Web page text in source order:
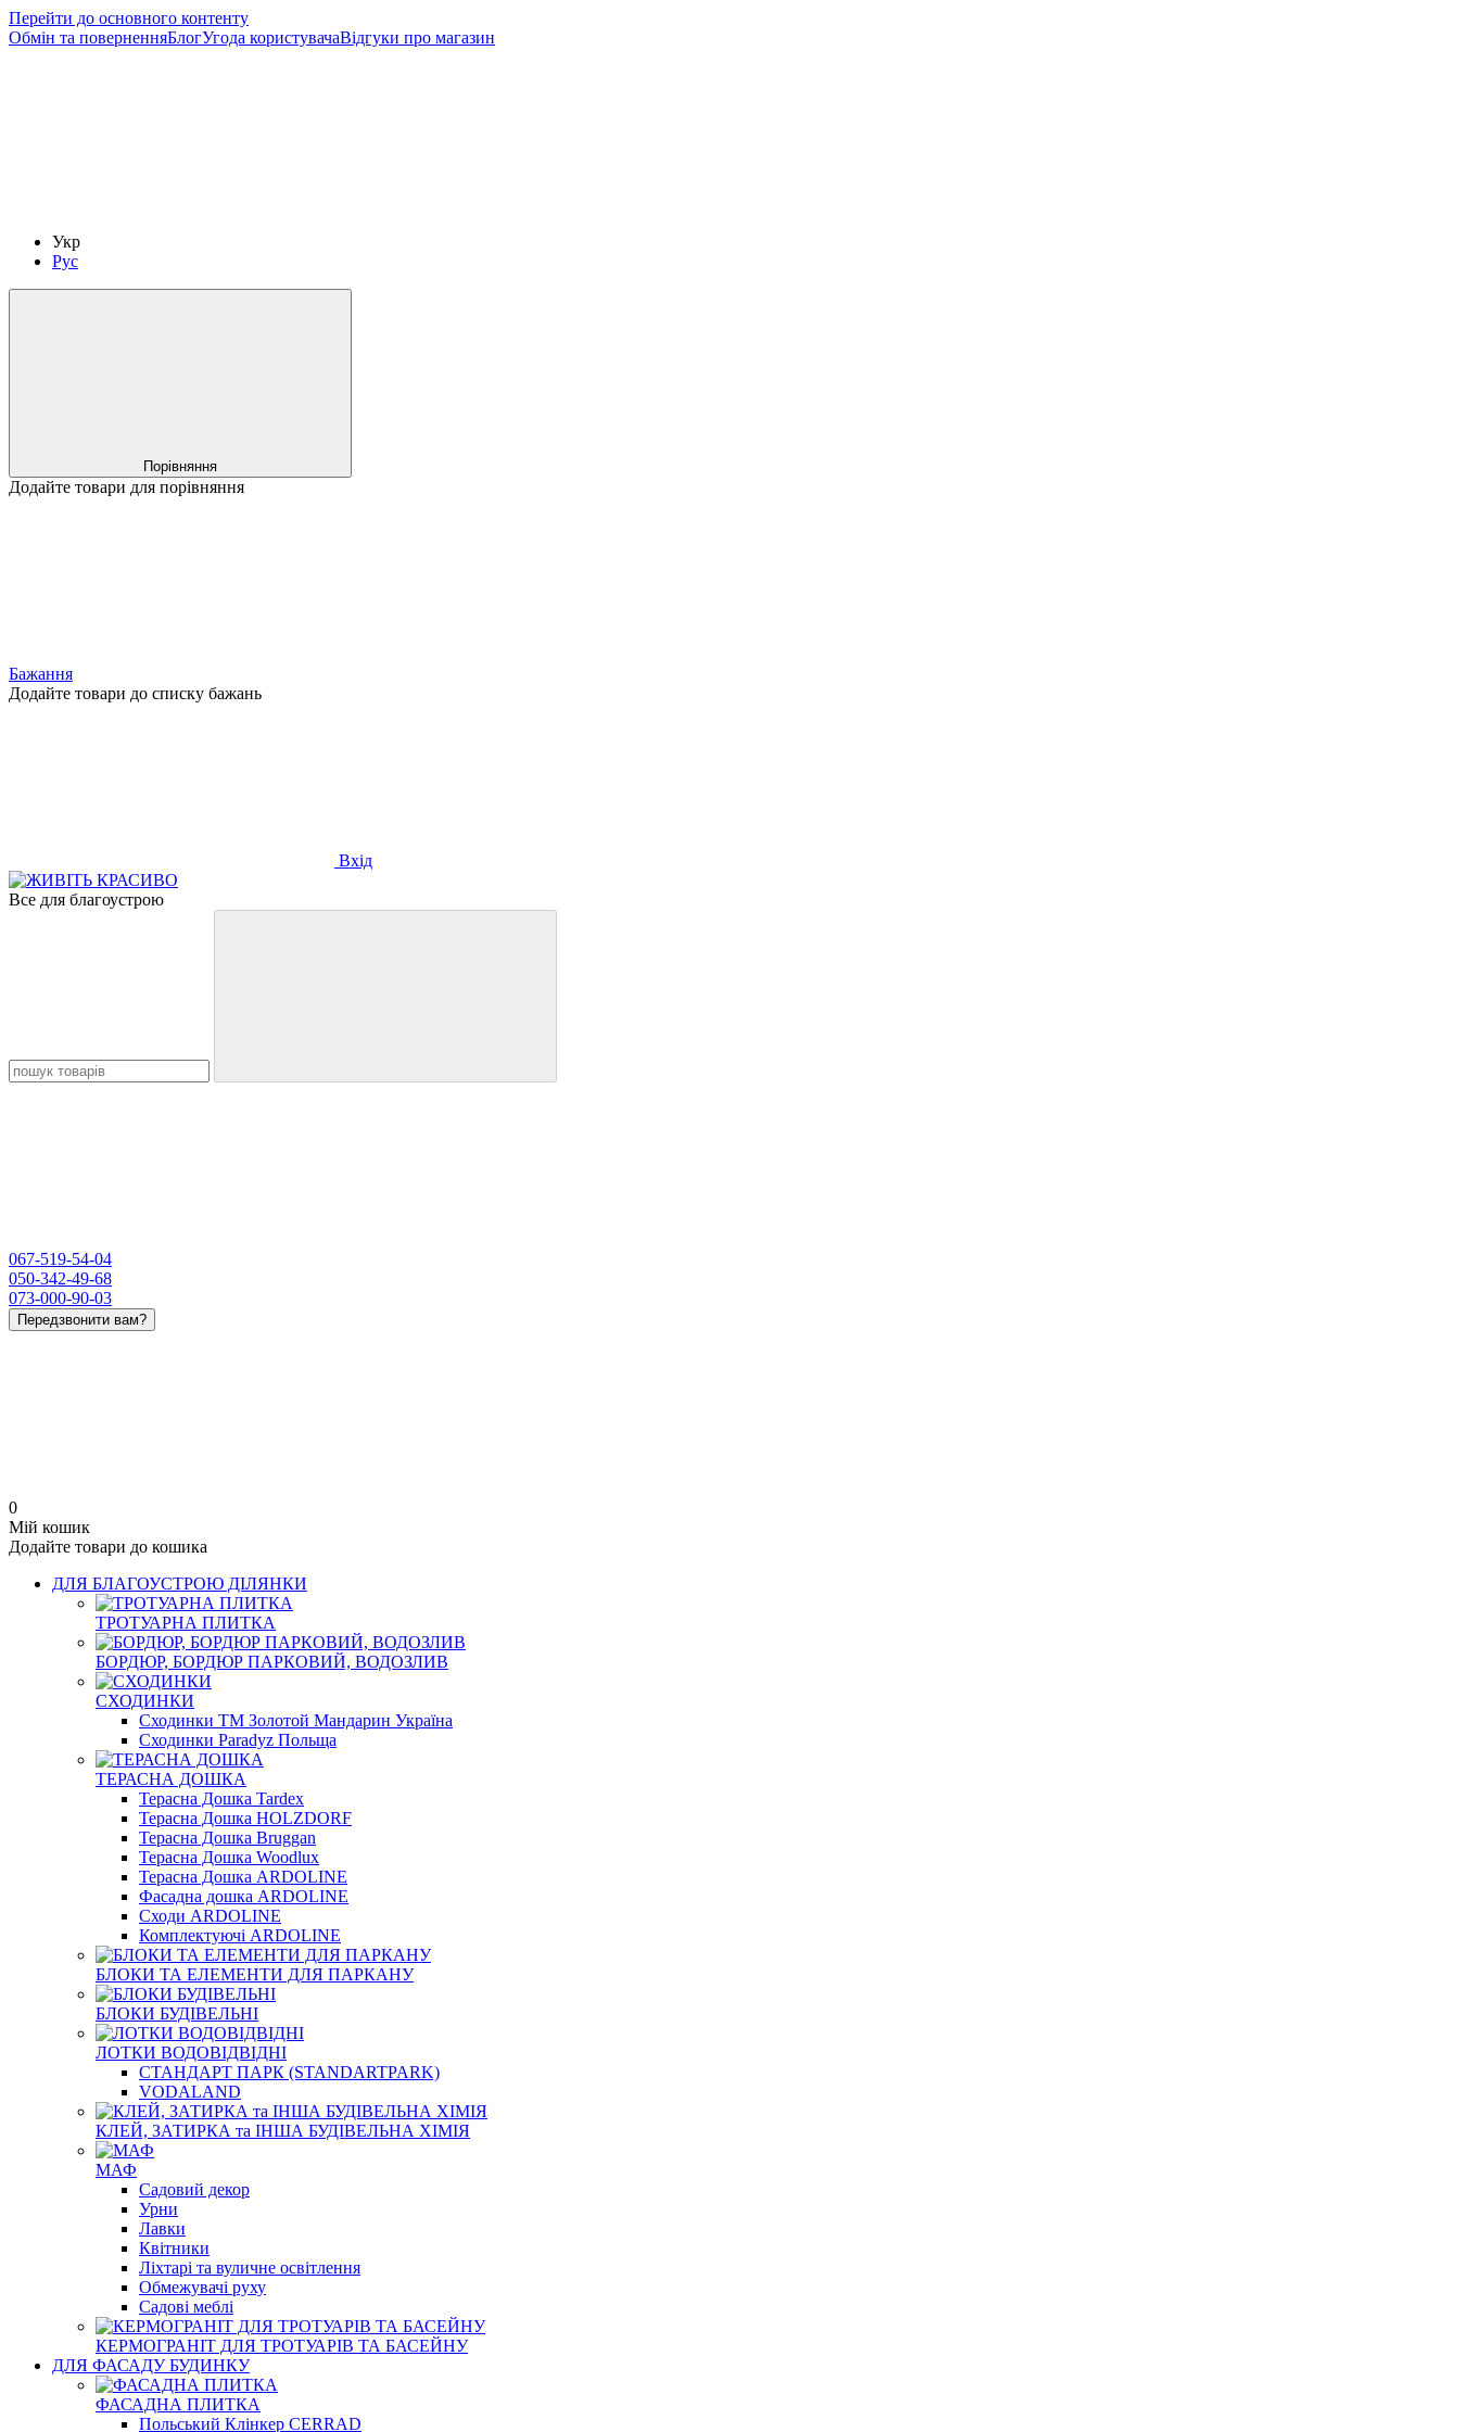
Перейти до основного контенту
Обмін та поверненняБлогУгода користувачаВідгуки про магазин
Укр
Рус
Порівняння
Додайте товари для порівняння
Бажання
Додайте товари до списку бажань
Вхід
Все для благоустрою
067-519-54-04
050-342-49-68
073-000-90-03
Передзвонити вам?
0
Мій кошик
Додайте товари до кошика
ДЛЯ БЛАГОУСТРОЮ ДІЛЯНКИ
ТРОТУАРНА ПЛИТКА
БОРДЮР, БОРДЮР ПАРКОВИЙ, ВОДОЗЛИВ
СХОДИНКИ
Сходинки ТМ Золотой Мандарин Україна
Сходинки Paradyz Польща
ТЕРАСНА ДОШКА
Терасна Дошка Tardex
Терасна Дошка HOLZDORF
Терасна Дошка Bruggan
Терасна Дошка Woodlux
Терасна Дошка ARDOLINE
Фасадна дошка ARDOLINE
Сходи ARDOLINE
Комплектуючі ARDOLINE
БЛОКИ ТА ЕЛЕМЕНТИ ДЛЯ ПАРКАНУ
БЛОКИ БУДІВЕЛЬНІ
ЛОТКИ ВОДОВІДВІДНІ
СТАНДАРТ ПАРК (STANDARTPARK)
VODALAND
КЛЕЙ, ЗАТИРКА та ІНША БУДІВЕЛЬНА ХІМІЯ
МАФ
Садовий декор
Урни
Лавки
Квітники
Ліхтарі та вуличне освітлення
Обмежувачі руху
Садові меблі
КЕРМОГРАНІТ ДЛЯ ТРОТУАРІВ ТА БАСЕЙНУ
ДЛЯ ФАСАДУ БУДИНКУ
ФАСАДНА ПЛИТКА
Польський Клінкер CERRAD